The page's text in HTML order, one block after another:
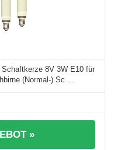
8V 3W E10 für
(Normal-) Sc ...
»